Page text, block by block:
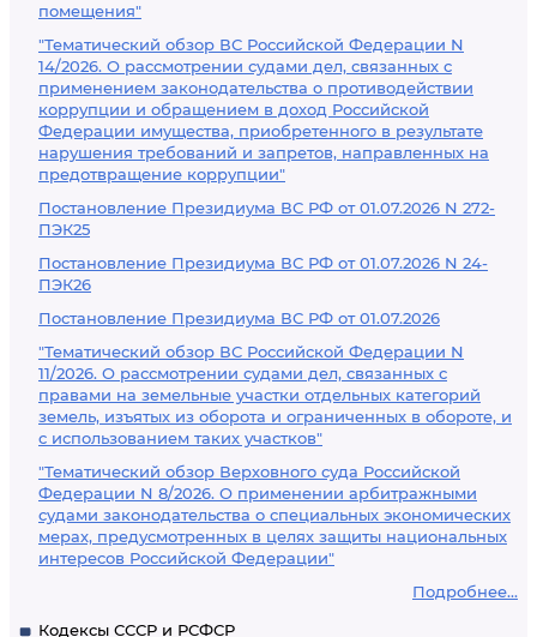
помещения"
"Тематический обзор ВС Российской Федерации N
14/2026. О рассмотрении судами дел, связанных с
применением законодательства о противодействии
коррупции и обращением в доход Российской
Федерации имущества, приобретенного в результате
нарушения требований и запретов, направленных на
предотвращение коррупции"
Постановление Президиума ВС РФ от 01.07.2026 N 272-
ПЭК25
Постановление Президиума ВС РФ от 01.07.2026 N 24-
ПЭК26
Постановление Президиума ВС РФ от 01.07.2026
"Тематический обзор ВС Российской Федерации N
11/2026. О рассмотрении судами дел, связанных с
правами на земельные участки отдельных категорий
земель, изъятых из оборота и ограниченных в обороте, и
с использованием таких участков"
"Тематический обзор Верховного суда Российской
Федерации N 8/2026. О применении арбитражными
судами законодательства о специальных экономических
мерах, предусмотренных в целях защиты национальных
интересов Российской Федерации"
Подробнее...
Кодексы СССР и РСФСР